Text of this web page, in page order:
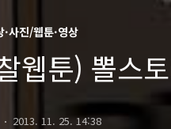
·사진/웹툰·영상
웹툰) 뽈스
2013. 11. 25. 14:38